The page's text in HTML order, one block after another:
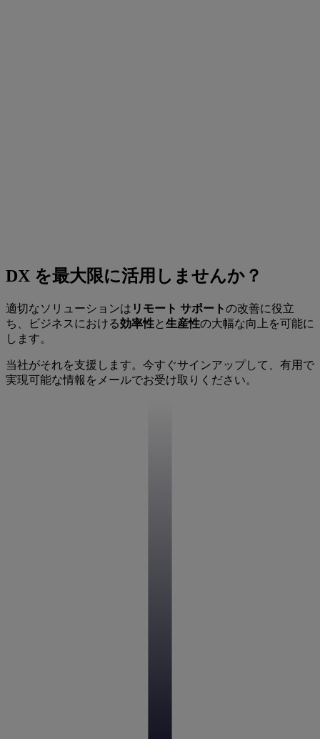
DX を最大限に活用しませんか？
適切なソリューションは リモート サポートの改善に役立
ち、ビジネスにおける効率性と 生産性の大幅な向上を可能に
します。
当社がそれを支援します。今すぐサインアップして、有用で
実現可能な情報をメールでお受け取りください。